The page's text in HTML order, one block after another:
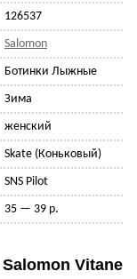
126537
Salomon
Ботинки Лыжные
Зима
женский
Skate (Коньковый)
SNS Pilot
35 — 39 р.
Vitane